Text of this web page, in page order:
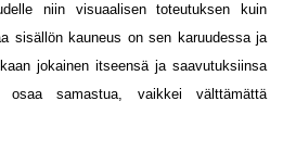
niin visuaalisen toteutuksen kuin
sisällön kauneus on sen karuudessa ja
jokainen itseensä ja saavutuksiinsa
osaa samastua, vaikkei välttämättä